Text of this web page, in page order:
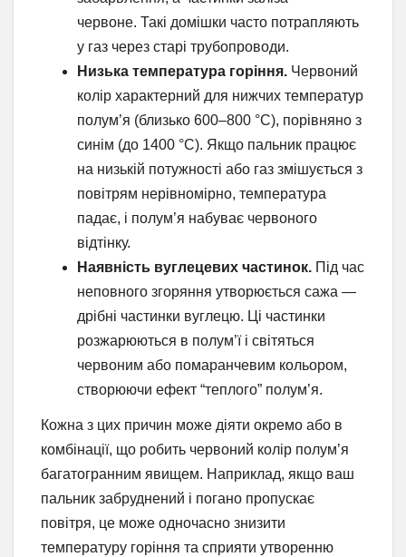
червоне. Такі домішки часто потрапляють
у газ через старі трубопроводи.
Низька температура горіння. Червоний
колір характерний для нижчих температур
полум’я (близько 600–800 °C), порівняно з
синім (до 1400 °C). Якщо пальник працює
на низькій потужності або газ змішується з
повітрям нерівномірно, температура
падає, і полум’я набуває червоного
відтінку.
Наявність вуглецевих частинок. Під час
неповного згоряння утворюється сажа —
дрібні частинки вуглецю. Ці частинки
розжарюються в полум’ї і світяться
червоним або помаранчевим кольором,
створюючи ефект “теплого” полум’я.
Кожна з цих причин може діяти окремо або в
комбінації, що робить червоний колір полум’я
багатогранним явищем. Наприклад, якщо ваш
пальник забруднений і погано пропускає
повітря, це може одночасно знизити
температуру горіння та сприяти утворенню